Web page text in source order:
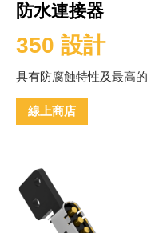
防水連接器
350 設計
具有防腐蝕特性及最高
線上商店